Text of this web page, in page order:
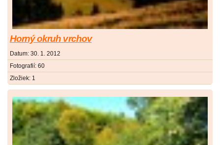
Horný okruh vrchov
Datum: 30. 1. 2012
Fotografií: 60
Zložiek: 1